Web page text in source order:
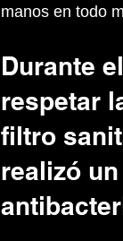
manos en todo
Durante
respetar
filtro
realizó